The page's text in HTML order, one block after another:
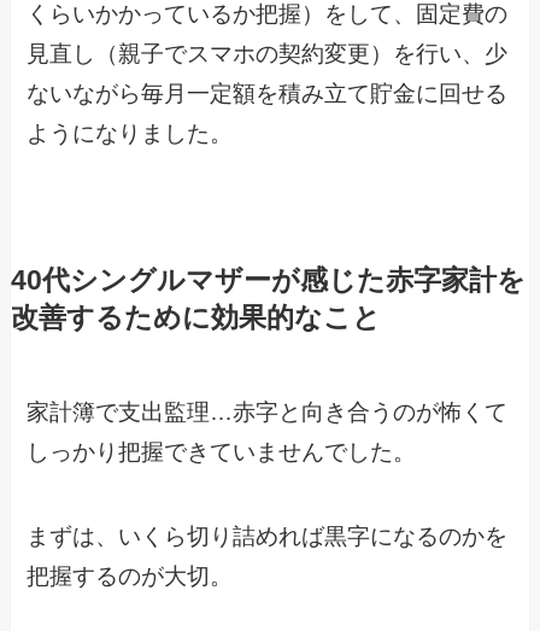
くらいかかっているか把握）をして、固定費の
見直し（親子でスマホの契約変更）を行い、少
ないながら毎月一定額を積み立て貯金に回せる
ようになりました。
40代シングルマザーが感じた赤字家計を
改善するために効果的なこと
家計簿で支出監理…赤字と向き合うのが怖くて
しっかり把握できていませんでした。
まずは、いくら切り詰めれば黒字になるのかを
把握するのが大切。